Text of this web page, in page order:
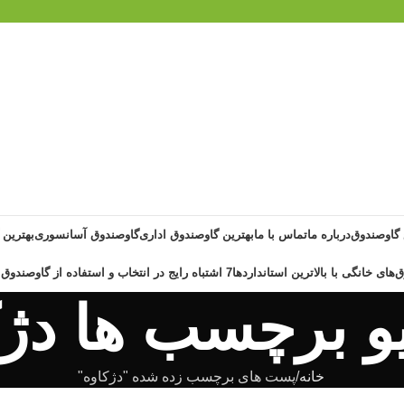
گاوصندوقدرباره ماتماس با مابهترین گاوصندوق اداریگاوصندوق آسانسوری
خانگی با بالاترین استانداردها7 اشتباه رایج در انتخاب و استفاده از گاوصندوق خانگی ضد حریق
برچسب ها
خانه پست های برچسب زده شده "دژکاوه"